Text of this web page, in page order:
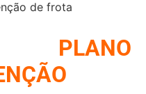
PLANO